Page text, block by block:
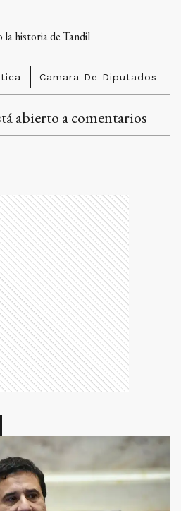
la historia de Tandil
Camara De Diputados
abierto a comentarios